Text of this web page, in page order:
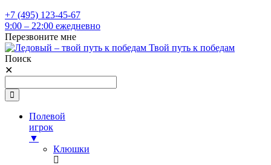
+7 (495) 123-45-67
9:00 – 22:00 ежедневно
Перезвоните мне
Твой путь к победам
Поиск
✕
Полевой
игрок
▼
Клюшки